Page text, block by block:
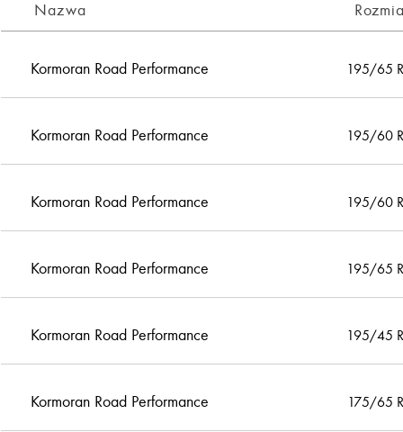
Nazwa
Kormoran Road Performance 195/65
Kormoran Road Performance 195/60
Kormoran Road Performance 195/60
Kormoran Road Performance 195/65
Kormoran Road Performance 195/45
Kormoran Road Performance 175/65